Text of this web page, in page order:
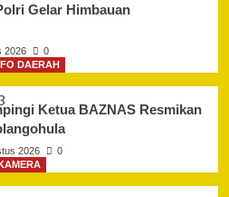
Gelar Himbauan
2026
0
DAERAH
Ketua BAZNAS Resmikan
2026
0